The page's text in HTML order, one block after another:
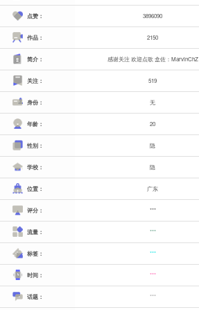
点赞： 3896090
作品： 2150
简介： 感谢关注 欢迎点歌 盒佐：MarvinChZ
关注： 519
身份： 无
年龄： 20
性别： 隐
学校： 隐
位置： 广东
评分： ***
流量： ***
标签： ***
时间： ***
话题： ***